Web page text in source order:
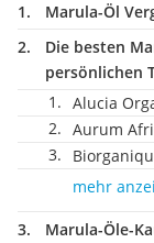
Marula-Öl
Die besten
persönlichen
Alucia
Aurum
mehr
Marula-Öle-